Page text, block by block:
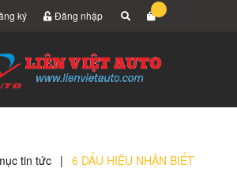
ký Đăng nhập
tin tức | 6 DẤU HIỆU NHẬN BIẾT